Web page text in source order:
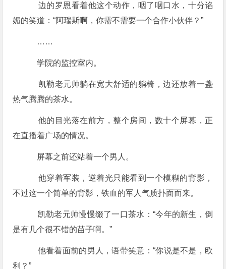
边的罗恩看着他这个动作，咽了咽口水，十分谄
媚的笑道：“阿瑞斯啊，你需不需要一个合作小伙伴？”
……
学院的监控室内。
凯勒老元帅躺在宽大舒适的躺椅，边还放着一盏
热气腾腾的茶水。
他的目光落在前方，整个房间，数十个屏幕，正
在直播着广场的情况。
屏幕之前还站着一个男人。
他穿着军装，逆着光只能看到一个模糊的背影，
不过这一个简单的背影，铁血的军人气质扑面而来。
凯勒老元帅慢慢缀了一口茶水：“今年的新生，倒
是有几个很不错的苗子啊。”
他看着面前的男人，语带笑意：“你说是不是，欧
利？”